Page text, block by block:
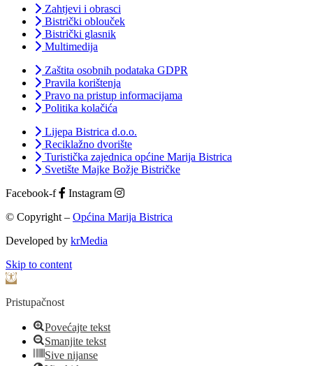
Zahtjevi i obrasci
Bistrički oblouček
Bistrički glasnik
Multimedija
Zaštita osobnih podataka GDPR
Pravila korištenja
Pravo na pristup informacijama
Politika kolačića
Lijepa Bistrica d.o.o.
Reciklažno dvorište
Turistička zajednica općine Marija Bistrica
Svetište Majke Božje Bistričke
Facebook-f
Instagram
© Copyright – Općina Marija Bistrica
Developed by krMedia
Skip to content
Open toolbar
Pristupačnost
Povećajte tekst
Smanjite tekst
Sive nijanse